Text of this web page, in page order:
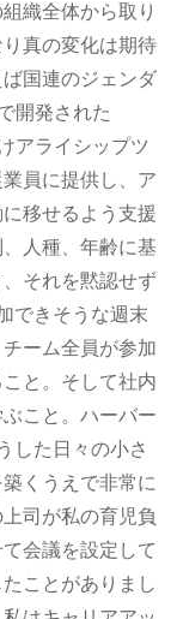
織全体から取り
真の変化は期待
国連のジェンダ
開発された
アライシップツ
員に提供し、ア
移せるよう支援
人種、年齢に基
それを黙認せず
できそうな週末
ーム全員が参加
と。そして社内
こと。ハーバー
した日々の小さ
くうえで非常に
司が私の育児負
会議を設定して
ことがありまし